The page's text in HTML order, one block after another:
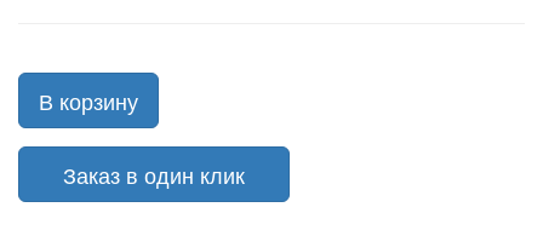
В корзину
Заказ в один клик